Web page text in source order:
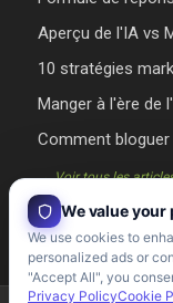
Aperçu de l'IA vs
10 stratégies
Manger à l'ère de
Comment bloguer
→ Voir tous les
We value your
We use cookies to
personalized ads or
"Accept All", you
Privacy PolicyCookie